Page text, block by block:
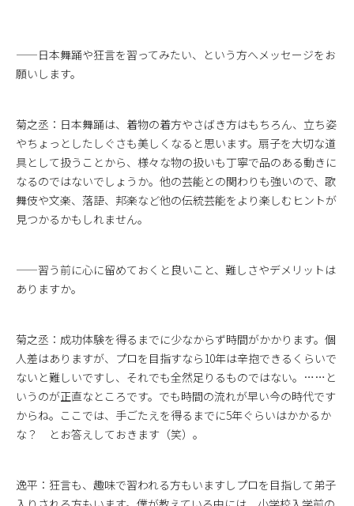
——日本舞踊や狂言を習ってみたい、という方へメッセージをお
願いします。
菊之丞：日本舞踊は、着物の着方やさばき方はもちろん、立ち姿
やちょっとしたしぐさも美しくなると思います。扇子を大切な道
具として扱うことから、様々な物の扱いも丁寧で品のある動きに
なるのではないでしょうか。他の芸能との関わりも強いので、歌
舞伎や文楽、落語、邦楽など他の伝統芸能をより楽しむヒントが
見つかるかもしれません。
——習う前に心に留めておくと良いこと、難しさやデメリットは
ありますか。
菊之丞：成功体験を得るまでに少なからず時間がかかります。個
人差はありますが、プロを目指すなら10年は辛抱できるくらいで
ないと難しいですし、それでも全然足りるものではない。……と
いうのが正直なところです。でも時間の流れが早い今の時代です
からね。ここでは、手ごたえを得るまでに5年ぐらいはかかるか
な？ とお答えしておきます（笑）。
逸平：狂言も、趣味で習われる方もいますしプロを目指して弟子